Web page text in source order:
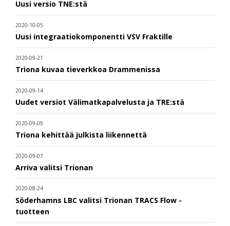
Uusi versio TNE:stä
2020-10-05
Uusi integraatiokomponentti VSV Fraktille
2020-09-21
Triona kuvaa tieverkkoa Drammenissa
2020-09-14
Uudet versiot Välimatkapalvelusta ja TRE:stä
2020-09-09
Triona kehittää julkista liikennettä
2020-09-07
Arriva valitsi Trionan
2020-08-24
Söderhamns LBC valitsi Trionan TRACS Flow -
tuotteen